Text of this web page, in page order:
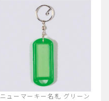
ニューマーキー名札 グリーン